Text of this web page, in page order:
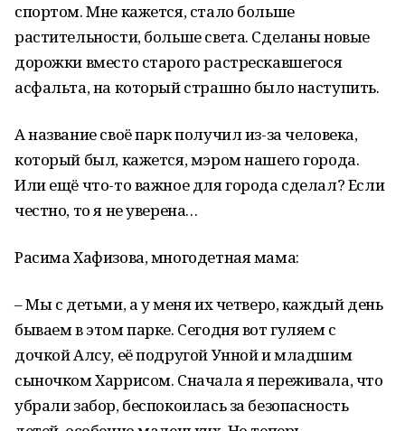
спортом. Мне кажется, стало больше
растительности, больше света. Сделаны новые
дорожки вместо старого растрескавшегося
асфальта, на который страшно было наступить.
А название своё парк получил из-за человека,
который был, кажется, мэром нашего города.
Или ещё что-то важное для города сделал? Если
честно, то я не уверена…
Расима Хафизова, многодетная мама:
– Мы с детьми, а у меня их четверо, каждый день
бываем в этом парке. Сегодня вот гуляем с
дочкой Алсу, её подругой Унной и младшим
сыночком Харрисом. Сначала я переживала, что
убрали забор, беспокоилась за безопасность